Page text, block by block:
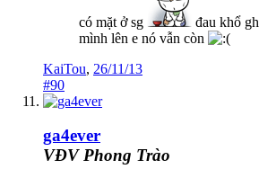
có mặt ở sg
đau khổ
mình lên e nó vẫn còn
KaiTou, 26/11/13
#90
ga4ever
VĐV Phong Trào